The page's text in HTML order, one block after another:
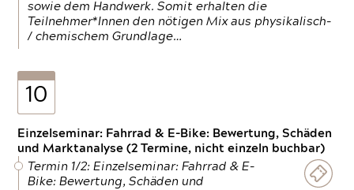
sowie dem Handwerk. Somit erhalten die
Teilnehmer*Innen den nötigen Mix aus physikalisch-
/ chemischem Grundlage…
10
Einzelseminar: Fahrrad & E-Bike: Bewertung, Schäden
und Marktanalyse (2 Termine, nicht einzeln buchbar)
Termin 1/2: Einzelseminar: Fahrrad & E-
Bike: Bewertung, Schäden und